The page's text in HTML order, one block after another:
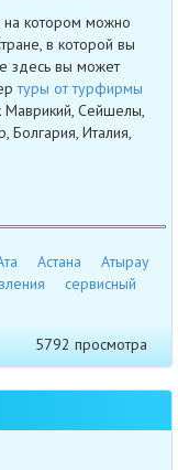
на котором можно
в которой вы
здесь вы может
туры от турфирмы
Маврикий, Сейшелы,
Болгария, Италия,
Астана
Атырау
сервисный
5792 просмотра